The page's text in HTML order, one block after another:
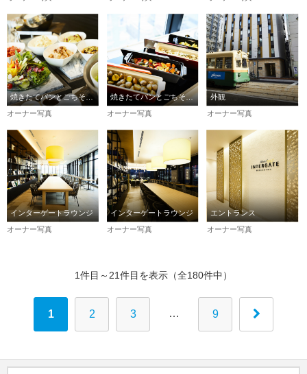
焼きたてパンとごちそう野菜の朝ごはん
オーナー写真
焼きたてパンとごちそう野菜の朝ごはん
オーナー写真
外観
オーナー写真
インターゲートラウンジ
オーナー写真
インターゲートラウンジ
オーナー写真
エントランス
オーナー写真
1件目～21件目を表示（全180件中）
1 2 3 … 9